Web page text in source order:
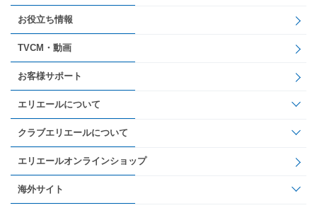
お役立ち情報
TVCM・動画
お客様サポート
エリエールについて
クラブエリエールについて
エリエールオンラインショップ
海外サイト